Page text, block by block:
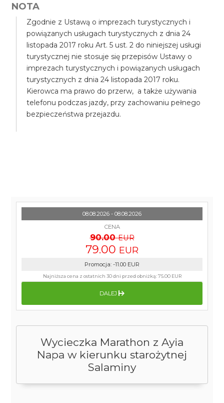
NOTA
Zgodnie z Ustawą o imprezach turystycznych i
powiązanych usługach turystycznych z dnia 24
listopada 2017 roku Art. 5 ust. 2 do niniejszej usługi
turystycznej nie stosuje się przepisów Ustawy o
imprezach turystycznych i powiązanych usługach
turystycznych z dnia 24 listopada 2017 roku.
Kierowca ma prawo do przerw, a także używania
telefonu podczas jazdy, przy zachowaniu pełnego
bezpieczeństwa przejazdu.
Wycieczka Marathon z Ayia
Napa w kierunku starożytnej
Salaminy
08.08.2026 - 08.08.2026
CENA
90.00 EUR
79.00 EUR
Promocja: -11.00 EUR
Najniższa cena z ostatnich 30 dni przed obniżką:75.00 EUR
DALEJ